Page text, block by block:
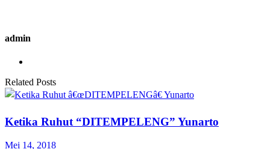
admin
Related Posts
Ketika Ruhut “DITEMPELENG” Yunarto
Mei 14, 2018